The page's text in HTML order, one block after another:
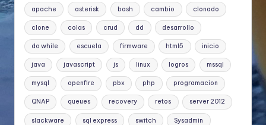
apache asterisk bash cambio clonado
clone colas crud dd desarrollo
do while escuela firmware html5 inicio
java javascript js linux logros mssql
mysql openfire pbx php programacion
QNAP queues recovery retos server 2012
slackware sql express switch Sysadmin